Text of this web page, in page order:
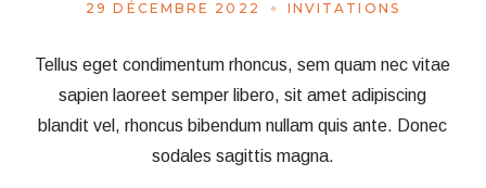
29 DÉCEMBRE 2022 INVITATIONS
Tellus eget condimentum rhoncus, sem quam nec vitae
sapien laoreet semper libero, sit amet adipiscing
blandit vel, rhoncus bibendum nullam quis ante. Donec
sodales sagittis magna.